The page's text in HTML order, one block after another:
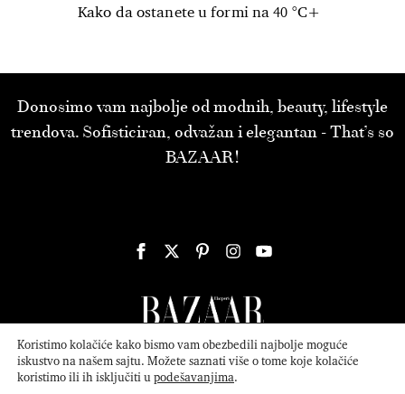
Kako da ostanete u formi na 40 °C+
Donosimo vam najbolje od modnih, beauty, lifestyle
trendova. Sofisticiran, odvažan i elegantan - That’s so
BAZAAR!
© 2026ATTICA MEDIASerbia, Inc. All Rights Reserved.
Koristimo kolačiće kako bismo vam obezbedili najbolje moguće
iskustvo na našem sajtu. Možete saznati više o tome koje kolačiće
koristimo ili ih isključiti upodešavanjima.